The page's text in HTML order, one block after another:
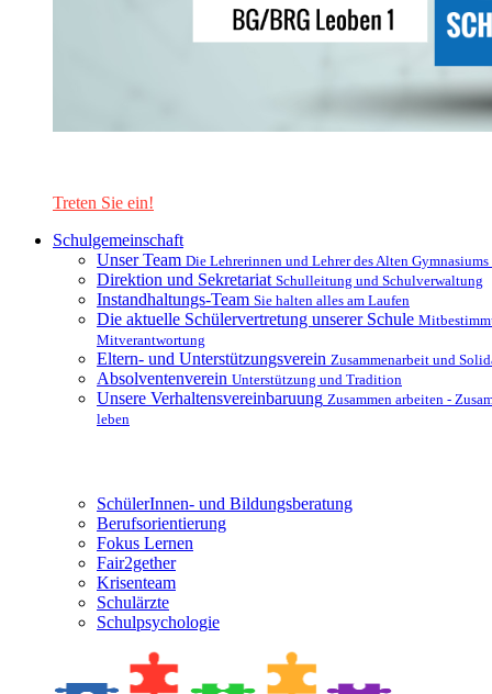
Treten Sie ein!
Schulgemeinschaft
Unser Team Die Lehrerinnen und Lehrer des Alten
Direktion und Sekretariat Schulleitung und Schulverwaltung
Instandhaltungs-Team Sie halten alles am Laufen
Die aktuelle Schülervertretung unserer Schule
Mitverantwortung
Eltern- und Unterstützungsverein Zusammenarbeit und
Absolventenverein Unterstützung und Tradition
Unsere Verhaltensvereinbaruung Zusammen arbeiten -
leben
SchülerInnen- und Bildungsberatung
Berufsorientierung
Fokus Lernen
Fair2gether
Krisenteam
Schulärzte
Schulpsychologie